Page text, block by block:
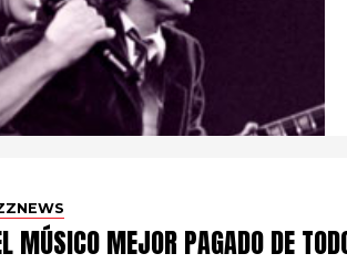
MÚSICO MEJOR PAGADO DE